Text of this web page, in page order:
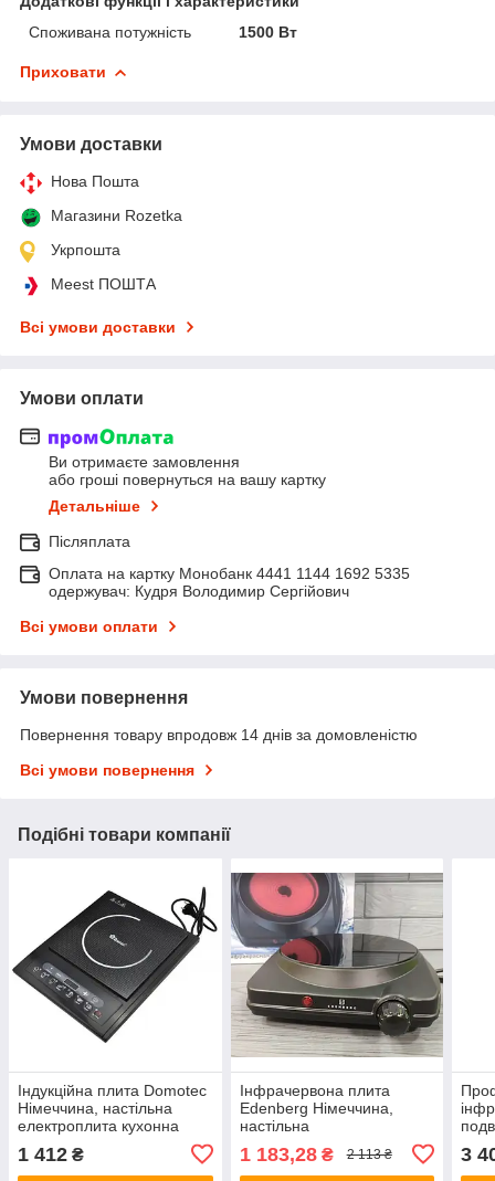
Споживана потужність
1500 Вт
Приховати
Умови доставки
Нова Пошта
Магазини Rozetka
Укрпошта
Meest ПОШТА
Всі умови доставки
Умови оплати
Ви отримаєте замовлення
або гроші повернуться на вашу картку
Детальніше
Післяплата
Оплата на картку Монобанк 4441 1144 1692 5335
одержувач: Кудря Володимир Сергійович
Всі умови оплати
Умови повернення
Повернення товару впродовж 14 днів за домовленістю
Всі умови повернення
Подібні товари компанії
Індукційна плита Domotec
Німеччина, настільна
електроплита кухонна
1 412 ₴
Інфрачервона плита
Edenberg Німеччина,
настільна
будь-який посуд
1 183,28₴ 2 113 ₴ 3